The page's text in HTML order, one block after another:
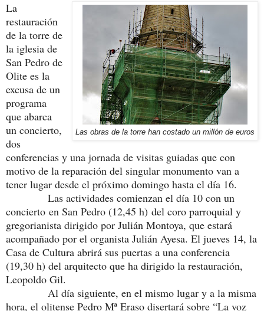
Las obras de la torre han costado un millón de euros
La
restauración
de la torre de
la iglesia de
San Pedro de
Olite es la
excusa de un
programa
que abarca
un concierto,
dos
conferencias y una jornada de visitas guiadas que con
motivo de la reparación del singular monumento van a
tener lugar desde el próximo domingo hasta el día 16.
Las actividades comienzan el día 10 con un
concierto en San Pedro (12,45 h) del coro parroquial y
gregorianista dirigido por Julián Montoya, que estará
acompañado por el organista Julián Ayesa. El jueves 14, la
Casa de Cultura abrirá sus puertas a una conferencia
(19,30 h) del arquitecto que ha dirigido la restauración,
Leopoldo Gil.
Al día siguiente, en el mismo lugar y a la misma
hora, el olitense Pedro Mª Eraso disertará sobre “La voz